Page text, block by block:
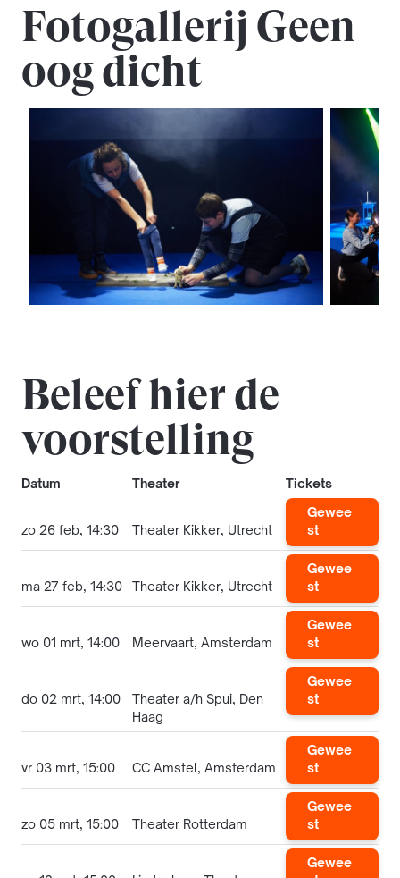
Fotogallerij Geen
oog dicht
Beleef hier de
voorstelling
Datum Theater Tickets
zo 26 feb, 14:30 Theater Kikker, Utrecht
Gewee
st
ma 27 feb, 14:30 Theater Kikker, Utrecht
Gewee
st
wo 01 mrt, 14:00 Meervaart, Amsterdam
Gewee
st
do 02 mrt, 14:00
Theater a/h Spui, Den
Haag
Gewee
st
vr 03 mrt, 15:00 CC Amstel, Amsterdam
Gewee
st
zo 05 mrt, 15:00 Theater Rotterdam
Gewee
st
Gewee